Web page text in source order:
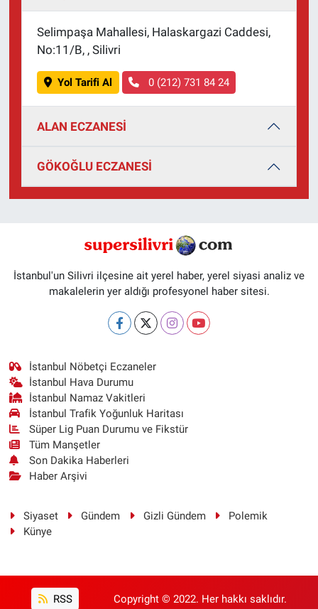
Selimpaşa Mahallesi, Halaskargazi Caddesi,
No:11/B, , Silivri
Yol Tarifi Al 0 (212) 731 84 24
ALAN ECZANESİ
GÖKOĞLU ECZANESİ
İstanbul'un Silivri ilçesine ait yerel haber, yerel siyasi analiz ve
makalelerin yer aldığı profesyonel haber sitesi.
İstanbul Nöbetçi Eczaneler
İstanbul Hava Durumu
İstanbul Namaz Vakitleri
İstanbul Trafik Yoğunluk Haritası
Süper Lig Puan Durumu ve Fikstür
Tüm Manşetler
Son Dakika Haberleri
Haber Arşivi
Siyaset Gündem Gizli Gündem
Polemik
Künye
RSS Copyright © 2022. Her hakkı saklıdır.